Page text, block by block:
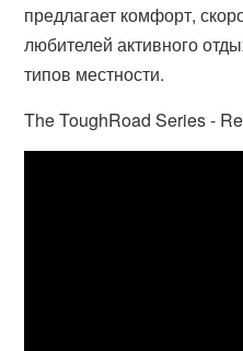
предлагает комфорт,
любителей активного
типов местности.
The ToughRoad Series -